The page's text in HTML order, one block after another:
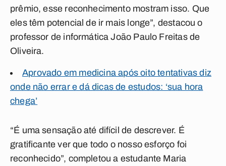
prêmio, esse reconhecimento mostram isso. Que
eles têm potencial de ir mais longe”, destacou o
professor de informática João Paulo Freitas de
Oliveira.
Aprovado em medicina após oito tentativas diz
onde não errar e dá dicas de estudos: ‘sua hora
chega’
“É uma sensação até difícil de descrever. É
gratificante ver que todo o nosso esforço foi
reconhecido”, completou a estudante Maria